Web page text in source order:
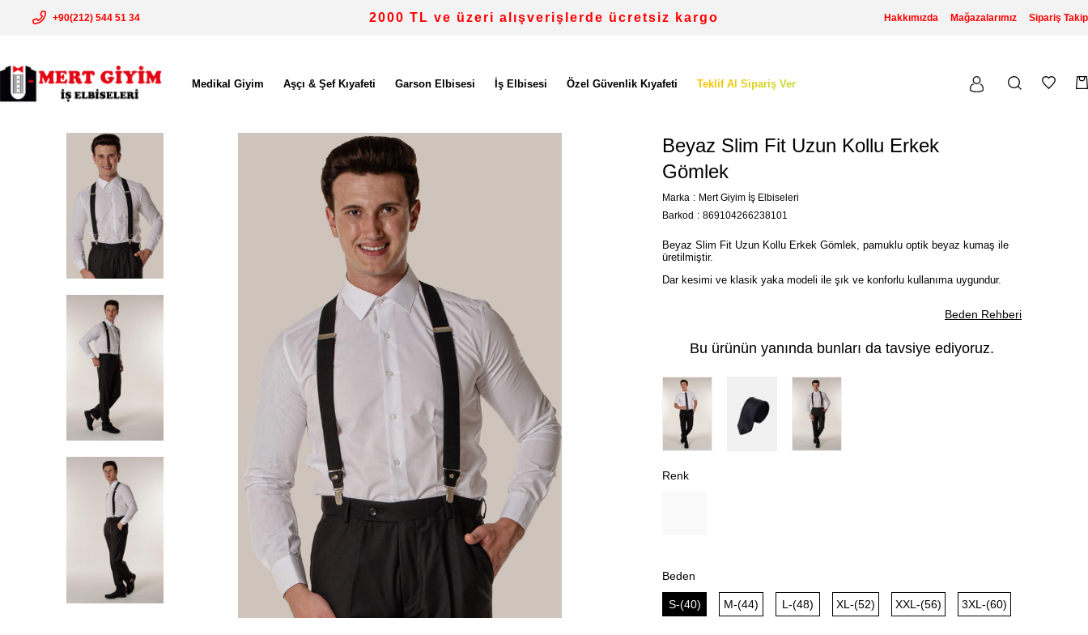
+90(212) 544 51 34 2000 TL ve üzeri alışverişlerde ücretsiz kargo Hakkımızda Mağazalarımız Sipariş Takip
Medikal Giyim Aşçı & Şef Kıyafeti Garson Elbisesi İş Elbisesi Özel Güvenlik Kıyafeti Teklif Al Sipariş Ver
Beyaz Slim Fit Uzun Kollu Erkek
Gömlek
Marka : Mert Giyim İş Elbiseleri
Barkod : 869104266238101
Beyaz Slim Fit Uzun Kollu Erkek Gömlek, pamuklu optik beyaz kumaş ile
üretilmiştir.
Dar kesimi ve klasik yaka modeli ile şık ve konforlu kullanıma uygundur.
Beden Rehberi
Bu ürünün yanında bunları da tavsiye ediyoruz.
Renk
Beden
S-(40) M-(44) L-(48) XL-(52) XXL-(56) 3XL-(60)